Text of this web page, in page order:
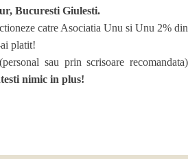
Bucuresti Giulesti.
catre Asociatia Unu si Unu 2% din
platit!
sau prin scrisoare recomandata)
nimic in plus!